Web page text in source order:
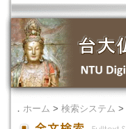
． ホーム > 検索システム >